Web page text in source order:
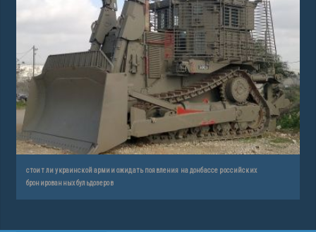
стоит ли украинской армии ожидать появления на донбассе российских
бронированных бульдозеров